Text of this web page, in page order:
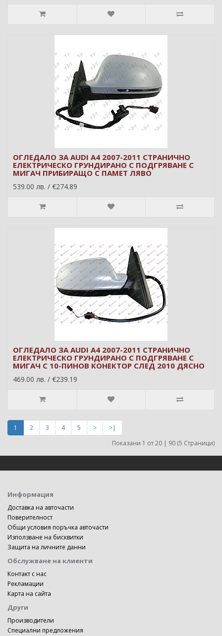
ОГЛЕДАЛО ЗА AUDI A4 2007-2011 СТРАНИЧНО
ЕЛЕКТРИЧЕСКО ГРУНДИРАНО С ПОДГРЯВАНЕ С
МИГАЧ ПРИБИРАЩО С ПАМЕТ ЛЯВО
539.00 лв. / €274.89
ОГЛЕДАЛО ЗА AUDI A4 2007-2011 СТРАНИЧНО
ЕЛЕКТРИЧЕСКО ГРУНДИРАНО С ПОДГРЯВАНЕ С
МИГАЧ С 10-ПИНОВ КОНЕКТОР СЛЕД 2010 ДЯСНО
469.00 лв. / €239.19
1 2 3 4 5 >
>|
Показани 1 от 20 | 90 (5 Страници)
Информация
Доставка на авточасти
Поверителност
Общи условия поръчка авточасти
Използване на бисквитки
Защита на личните данни
Обслужване на клиенти
Контакт с нас
Рекламации
Карта на сайта
Други
Производители
Специални предложения